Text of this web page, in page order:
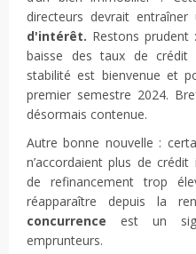
directeurs devrait entraîner
d'intérêt. Restons
baisse des taux de crédit
stabilité est bienvenue et
premier semestre 2024.
désormais contenue.
Autre bonne nouvelle :
n’accordaient plus de
de refinancement trop
réapparaître depuis la
concurrence est un
emprunteurs.